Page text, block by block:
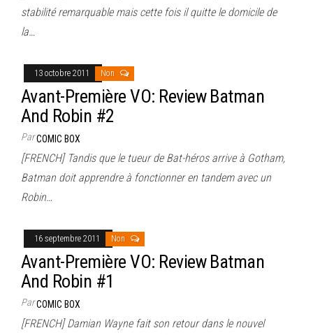
stabilité remarquable mais cette fois il quitte le domicile de
la…
13 octobre 2011 Non
Avant-Première VO: Review Batman
And Robin #2
ParCOMIC BOX
[FRENCH] Tandis que le tueur de Bat-héros arrive à Gotham,
Batman doit apprendre à fonctionner en tandem avec un
Robin…
16 septembre 2011 Non
Avant-Première VO: Review Batman
And Robin #1
ParCOMIC BOX
[FRENCH] Damian Wayne fait son retour dans le nouvel